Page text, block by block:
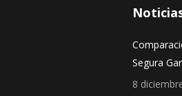
Segura
8